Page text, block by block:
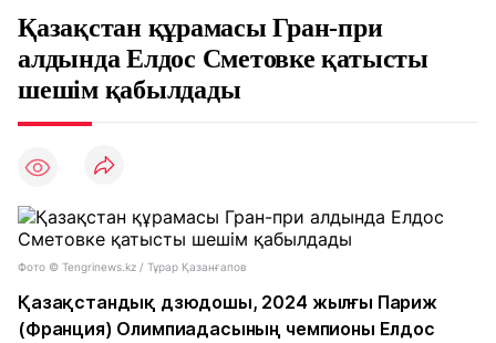
Қазақстан құрамасы Гран-при
алдында Елдос Сметовке қатысты
шешім қабылдады
Фото © Tengrinews.kz / Тұрар Қазанғапов
Қазақстандық дзюдошы, 2024 жылғы Париж
(Франция) Олимпиадасының чемпионы Елдос